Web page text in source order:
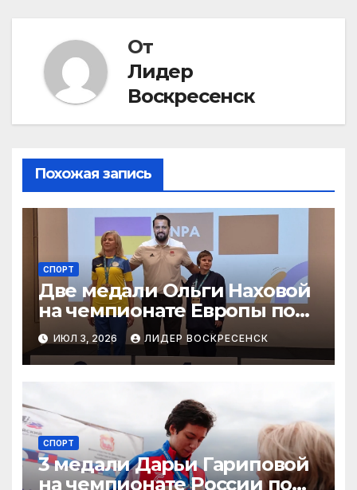
От
Лидер
Воскресенск
Похожая запись
СПОРТ
Две медали Ольги Наховой
на чемпионате Европы по
пауэрлифтингу
ИЮЛ 3, 2026 ЛИДЕР ВОСКРЕСЕНСК
СПОРТ
3 медали Дарьи Гариповой
на чемпионате России по